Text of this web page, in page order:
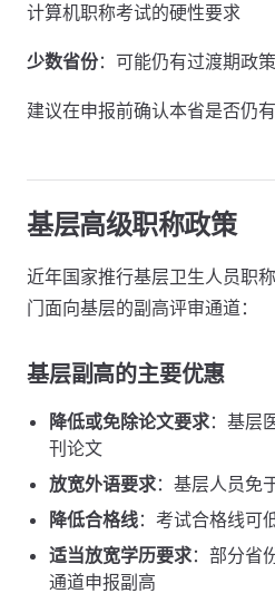
计算机职称考试的硬性要求
少数省份：可能仍有过渡期政
建议在申报前确认本省是否仍
基层高级职称政策
近年国家推行基层卫生人员职
门面向基层的副高评审通道：
基层副高的主要优惠
降低或免除论文要求：基层
刊论文
放宽外语要求：基层人员免
降低合格线：考试合格线可
适当放宽学历要求：部分省
通道申报副高